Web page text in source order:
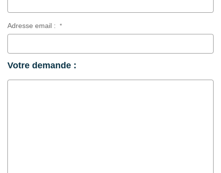
Adresse email : *
Votre demande :